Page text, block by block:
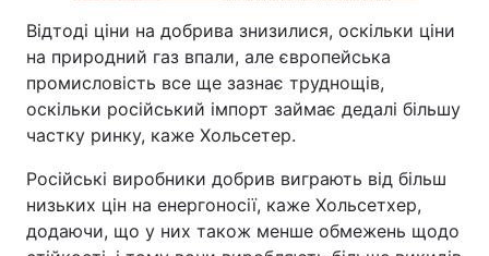
Відтоді ціни на добрива знизилися, оскільки ціни
на природний газ впали, але європейська
промисловість все ще зазнає труднощів,
оскільки російський імпорт займає дедалі більшу
частку ринку, каже Хольсетер.
Російські виробники добрив виграють від більш
низьких цін на енергоносії, каже Хольсетхер,
додаючи, що у них також менше обмежень щодо